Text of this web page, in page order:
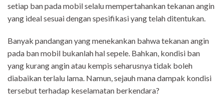
setiap ban pada mobil selalu mempertahankan tekanan angin
yang ideal sesuai dengan spesifikasi yang telah ditentukan.
Banyak pandangan yang menekankan bahwa tekanan angin
pada ban mobil bukanlah hal sepele. Bahkan, kondisi ban
yang kurang angin atau kempis seharusnya tidak boleh
diabaikan terlalu lama. Namun, sejauh mana dampak kondisi
tersebut terhadap keselamatan berkendara?